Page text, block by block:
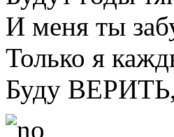
И меня ты
Только я
Буду